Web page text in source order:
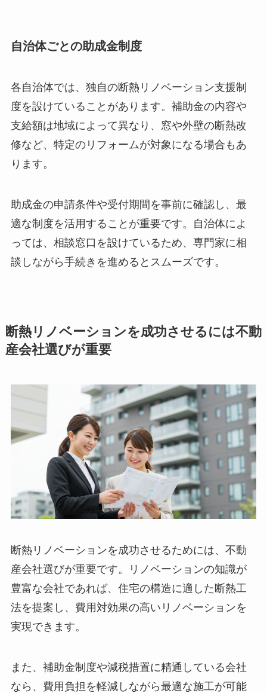
自治体ごとの助成金制度
各自治体では、独自の断熱リノベーション支援制
度を設けていることがあります。補助金の内容や
支給額は地域によって異なり、窓や外壁の断熱改
修など、特定のリフォームが対象になる場合もあ
ります。
助成金の申請条件や受付期間を事前に確認し、最
適な制度を活用することが重要です。自治体によ
っては、相談窓口を設けているため、専門家に相
談しながら手続きを進めるとスムーズです。
断熱リノベーションを成功させるには不動
産会社選びが重要
断熱リノベーションを成功させるためには、不動
産会社選びが重要です。リノベーションの知識が
豊富な会社であれば、住宅の構造に適した断熱工
法を提案し、費用対効果の高いリノベーションを
実現できます。
また、補助金制度や減税措置に精通している会社
なら、費用負担を軽減しながら最適な施工が可能